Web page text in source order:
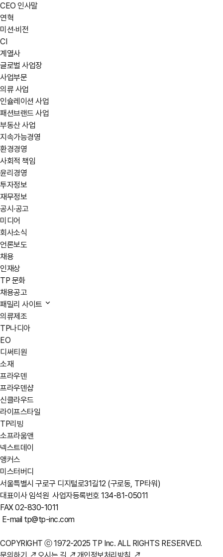
CEO 인사말
연혁
미션·비전
CI
계열사
글로벌 사업장
사업부문
의류 사업
인슐레이션 사업
패션브랜드 사업
부동산 사업
지속가능경영
환경경영
사회적 책임
윤리경영
투자정보
재무정보
공시·공고
미디어
회사소식
언론보도
채용
인재상
TP 문화
채용공고
패밀리 사이트
의류제조
TP나디아
EO
디써티원
소재
프라우덴
프라우덴샵
신클라우드
라이프스타일
TP리빙
소프라움앤
넥스트데이
앵커스
미스터버디
서울특별시 구로구 디지털로31길12 (구로동, TP타워)
대표이사 임석원 사업자등록번호 134-81-05011
FAX 02-830-1011
E-mail tp@tp-inc.com
COPYRIGHT ⓒ 1972-2025 TP Inc. ALL RIGHTS RESERVED.
문의하기 ↗ 오시는 길 ↗ 개인정보처리방침 ↗